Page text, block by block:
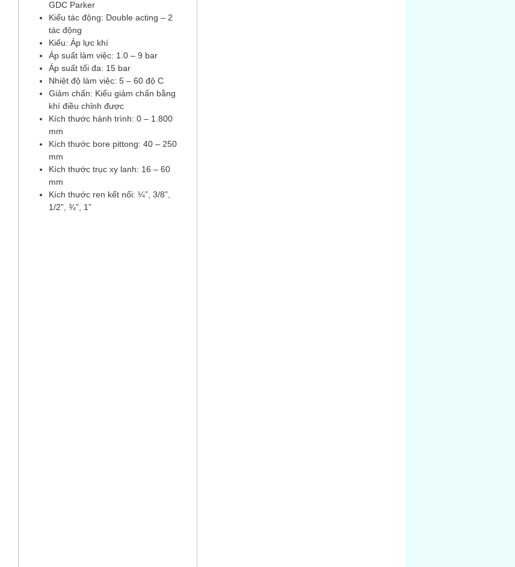
GDC Parker
Kiểu tác động: Double acting – 2
tác động
Kiểu: Áp lực khí
Áp suất làm việc: 1.0 – 9 bar
Áp suất tối đa: 15 bar
Nhiệt độ làm việc: 5 – 60 độ C
Giảm chấn: Kiểu giảm chấn bằng
khí điều chỉnh được
Kích thước hành trình: 0 – 1.800
mm
Kích thước bore pittong: 40 – 250
mm
Kích thước trục xy lanh: 16 – 60
mm
Kích thước ren kết nối: ¼”, 3/8”,
1/2”, ¾”, 1”